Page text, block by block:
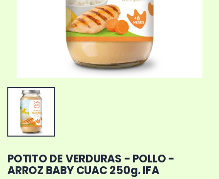
POTITO DE VERDURAS - POLLO -
ARROZ BABY CUAC 250g. IFA